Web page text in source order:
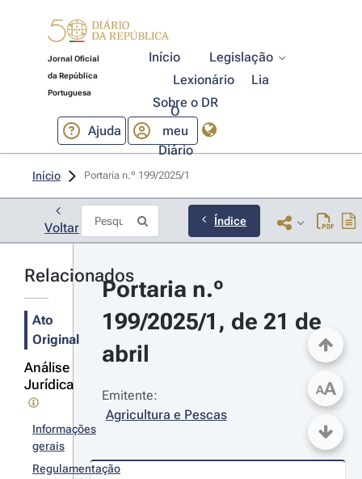
Jornal Oficial
da República
Portuguesa
Início
Legislação
Lexionário
Lia
Sobre o DR
Ajuda
O
meu
Diário
Início Portaria n.º 199/2025/1
Voltar Índice
Relacionados
Ato
Original
Análise
Jurídica
Informações
gerais
Regulamentação
Portaria n.º
199/2025/1, de 21 de
abril
Emitente:
Agricultura e Pescas
AA